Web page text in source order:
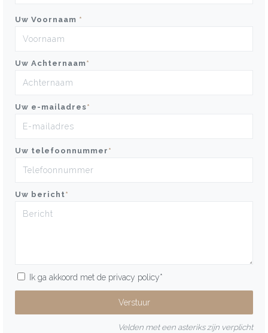
Uw Voornaam *
Uw Achternaam*
Uw e-mailadres*
Uw telefoonnummer *
Uw bericht*
Ik ga akkoord met de privacy policy*
Velden met een asteriks zijn verplicht